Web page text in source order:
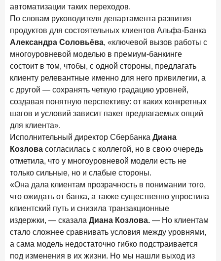
автоматизации таких переходов.
По словам руководителя департамента развития
продуктов для состоятельных клиентов Альфа-Банка
Александра Соловьёва, «ключевой вызов работы с
многоуровневой моделью в премиум-банкинге
состоит в том, чтобы, с одной стороны, предлагать
клиенту релевантные именно для него привилегии, а
с другой — сохранять четкую градацию уровней,
создавая понятную перспективу: от каких конкретных
шагов и условий зависит пакет предлагаемых опций
для клиента».
Исполнительный директор Сбербанка Диана
Козлова согласилась с коллегой, но в свою очередь
отметила, что у многоуровневой модели есть не
только сильные, но и слабые стороны.
«Она дала клиентам прозрачность в понимании того,
что ожидать от банка, а также существенно упростила
клиентский путь и снизила транзакционные
издержки, — сказала Диана Козлова. — Но клиентам
стало сложнее сравнивать условия между уровнями,
а сама модель недостаточно гибко подстраивается
под изменения в их жизни. Но мы нашли выход из